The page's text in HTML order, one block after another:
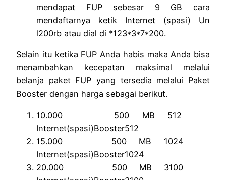
mendapat FUP sebesar 9 GB cara
mendaftarnya ketik Internet (spasi) Un
l200rb atau dial di *123*3*7*200.
Selain itu ketika FUP Anda habis maka Anda bisa
menambahkan kecepatan maksimal melalui
belanja paket FUP yang tersedia melalui Paket
Booster dengan harga sebagai berikut.
10.000 500 MB 512
Internet(spasi)Booster512
15.000 500 MB 1024
Internet(spasi)Booster1024
20.000 500 MB 3100